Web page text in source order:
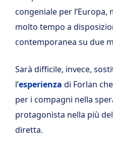
congeniale per l’Europa,
molto tempo a
contemporanea su due
Sarà difficile, invece,
l’esperienza di Forlan
per i compagni nella
protagonista nella più
diretta.